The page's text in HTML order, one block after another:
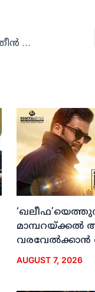
യുഎഇ പ്രസിഡന്റ് സൗദിയില്‍; പലസ്തീന്‍ വിഷയം ചര്‍ച്ച ചെയ്തു
മാമ്പറയ്ക്കല്‍
വരവേല്‍ക്കാന്‍
AUGUST 7, 2026